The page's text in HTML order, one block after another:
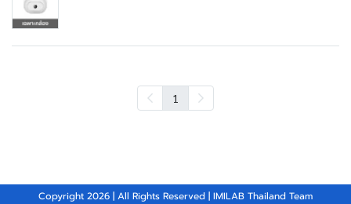
1
Copyright 2026 | All Rights Reserved | IMILAB Thailand Team